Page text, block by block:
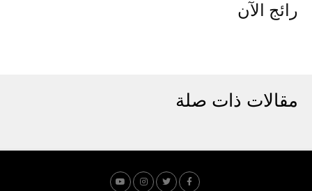
رائج الآن
مقالات ذات صلة